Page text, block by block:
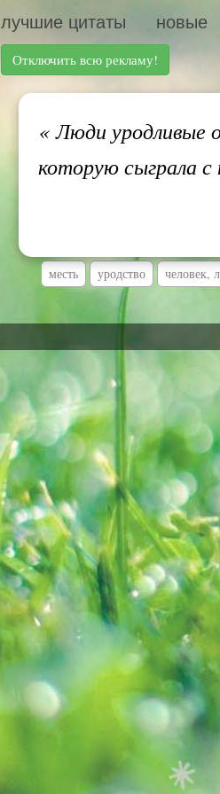
лучшие цитаты новые
Отключить всю рекламу!
«Люди уродливые
которую сыграла с
месть уродство человек,